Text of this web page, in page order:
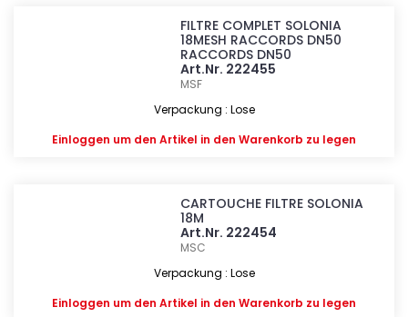
FILTRE COMPLET SOLONIA
18MESH RACCORDS DN50
RACCORDS DN50
Art.Nr. 222455
MSF
Verpackung : Lose
Einloggen um den Artikel in den Warenkorb zu legen
CARTOUCHE FILTRE SOLONIA
18M
Art.Nr. 222454
MSC
Verpackung : Lose
Einloggen um den Artikel in den Warenkorb zu legen